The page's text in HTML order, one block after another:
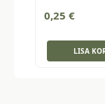
0,25 €
LISA